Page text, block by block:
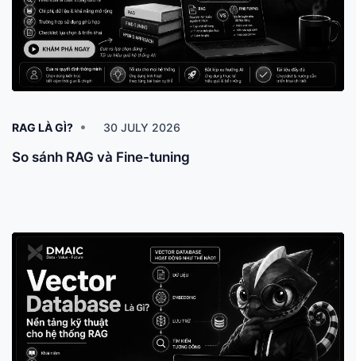
RAG LÀ GÌ? 30 JULY 2026
So sánh RAG và Fine-tuning